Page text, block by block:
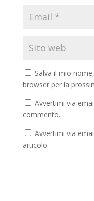
Salva il mio
browser per la
Avvertimi via
commento.
Avvertimi via
articolo.